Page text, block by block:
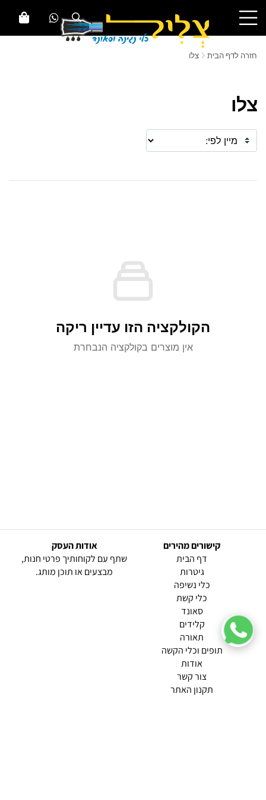
חזרה לדף הבית צלו
צלו
הקולקציה הזו עדיין ריקה
אין מוצרים בקולקציה הנבחרת
קישורים מהירים
דף הבית
גיטרות
כלי נשיפה
כלי קשת
סאונד
קלידים
תאורה
תופים וכלי הקשה
אודות
צור קשר
(current)
תקנון האתר
אודות העסק
שתף עם לקוחותיך פרטי חנות,
מבצעים או תוכן מותג.